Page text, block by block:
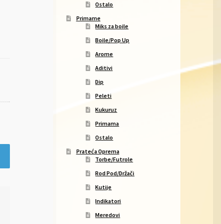
Ostalo
Primame
Miks za boile
Boile/Pop Up
Arome
Aditivi
Dip
Peleti
Kukuruz
Primama
Ostalo
Prateća Oprema
Torbe/Futrole
Rod Pod/Držači
Kutije
Indikatori
Meredovi